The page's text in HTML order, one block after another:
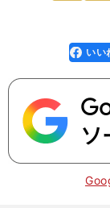
faceboo
k
いい